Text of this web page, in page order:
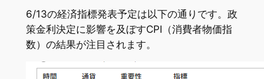
6/13の経済指標発表予定は以下の通りです。政
策金利決定に影響を及ぼすCPI（消費者物価指
数）の結果が注目されます。